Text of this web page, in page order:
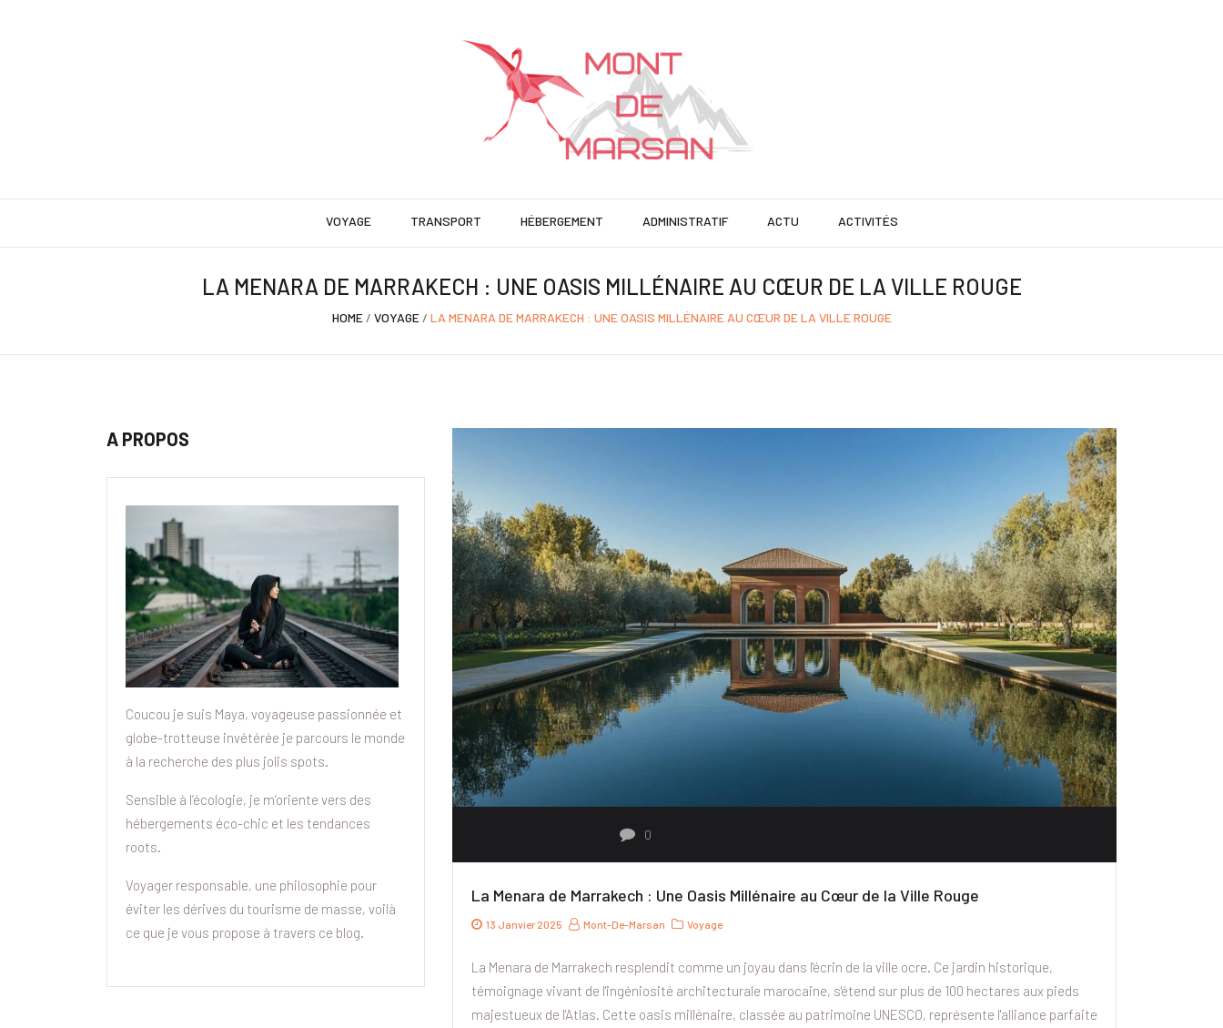
VOYAGE TRANSPORT HÉBERGEMENT ADMINISTRATIF ACTU ACTIVITÉS
LA MENARA DE MARRAKECH : UNE OASIS MILLÉNAIRE AU CŒUR DE LA VILLE ROUGE
HOME/ VOYAGE/ LA MENARA DE MARRAKECH : UNE OASIS MILLÉNAIRE AU CŒUR DE LA VILLE ROUGE
0
La Menara de Marrakech : Une Oasis Millénaire au Cœur de la Ville Rouge
13 Janvier 2025 Mont-De-Marsan Voyage
La Menara de Marrakech resplendit comme un joyau dans l'écrin de la ville ocre. Ce jardin historique,
témoignage vivant de l'ingéniosité architecturale marocaine, s'étend sur plus de 100 hectares aux pieds
majestueux de l'Atlas. Cette oasis millénaire, classée au patrimoine UNESCO, représente l'alliance parfaite
A PROPOS
Coucou je suis Maya, voyageuse passionnée et
globe-trotteuse invétérée je parcours le monde
à la recherche des plus jolis spots.
Sensible à l’écologie, je m’oriente vers des
hébergements éco-chic et les tendances
roots.
Voyager responsable, une philosophie pour
éviter les dérives du tourisme de masse, voilà
ce que je vous propose à travers ce blog.